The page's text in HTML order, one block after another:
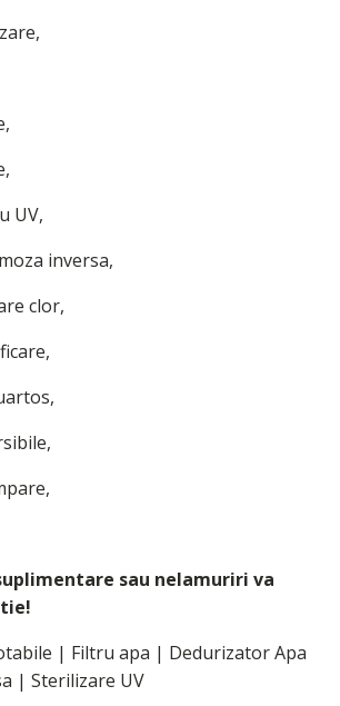
UV,
inversa,
clor,
sau nelamuriri va
| Filtru apa | Dedurizator Apa
| Sterilizare UV